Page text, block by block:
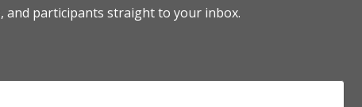
and participants straight to your inbox.